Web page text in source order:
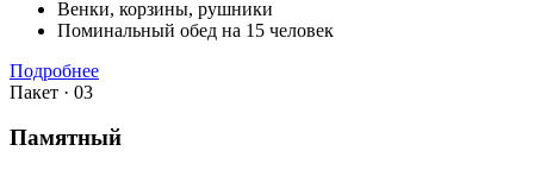
Венки, корзины, рушники
Поминальный обед на 15 человек
Подробнее
Пакет · 03
Памятный